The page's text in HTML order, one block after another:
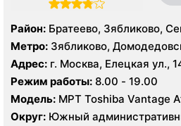
Район: Братеево, Зябликово,
Борисово, Южное Орехово-
Метро: Зябликово,
Атинская, Красногвардейская,
Адрес: г. Москва, Елецкая ул.,
Режим работы: 8.00 - 19.00
Модель: МРТ Toshiba Vantage
AQUILION RXL 16 срезов, УЗИ
Округ: Южный